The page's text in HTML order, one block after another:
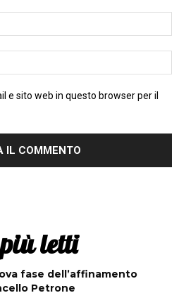
e sito web in questo browser per il
letti
fase dell’affinamento
Petrone